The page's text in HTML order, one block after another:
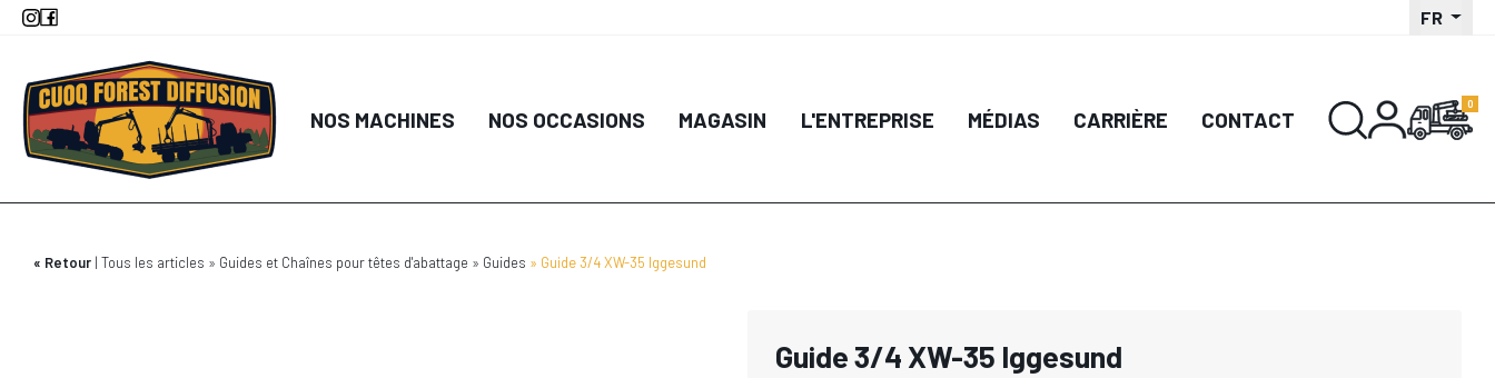
Aller
principal
FR
NOS MACHINES NOS OCCASIONS MAGASIN L'ENTREPRISE MÉDIAS CARRIÈRE CONTACT
Retour Tous les articles Guides et Chaînes pour têtes d'abattage Guides Guide 3/4 XW-35 Iggesund
Guide 3/4 XW-35 Iggesund